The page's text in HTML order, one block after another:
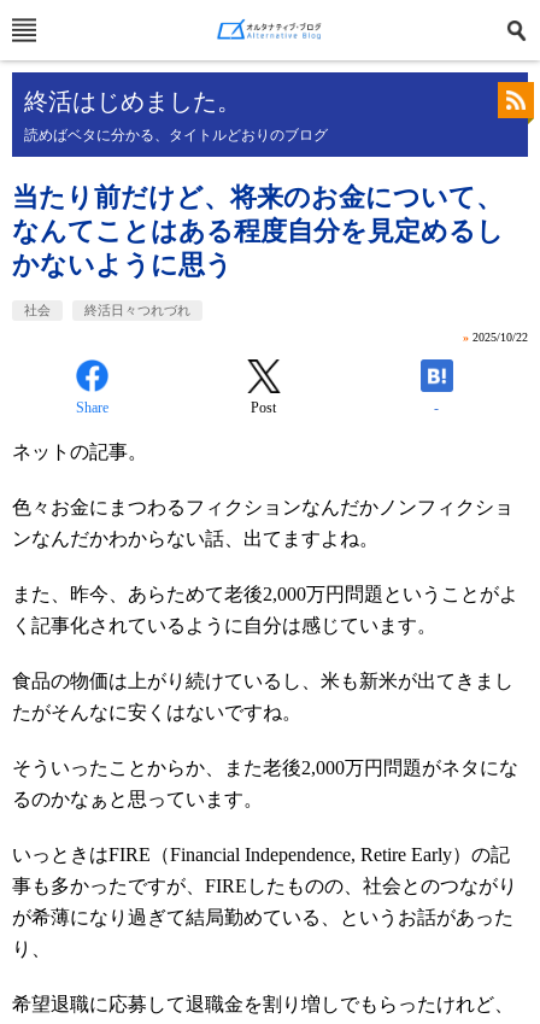
終活はじめました。
読めばベタに分かる、タイトルどおりのブログ
当たり前だけど、将来のお金について、
なんてことはある程度自分を見定めるし
かないように思う
社会 終活日々つれづれ
» 2025/10/22
Share Post -
ネットの記事。
色々お金にまつわるフィクションなんだかノンフィクショ
ンなんだかわからない話、出てますよね。
また、昨今、あらためて老後2,000万円問題ということがよ
く記事化されているように自分は感じています。
食品の物価は上がり続けているし、米も新米が出てきまし
たがそんなに安くはないですね。
そういったことからか、また老後2,000万円問題がネタにな
るのかなぁと思っています。
いっときはFIRE（Financial Independence, Retire Early）の記
事も多かったですが、FIREしたものの、社会とのつながり
が希薄になり過ぎて結局勤めている、というお話があった
り、
希望退職に応募して退職金を割り増しでもらったけれど、